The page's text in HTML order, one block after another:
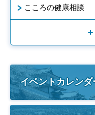
こころの健康相談
イベントカレンダ